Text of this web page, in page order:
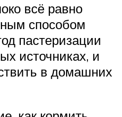
всё равно
способом
пастеризации
источниках, и
в домашних